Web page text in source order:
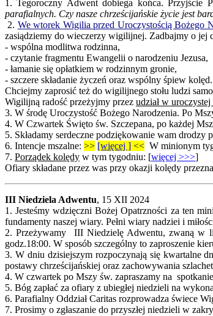
1. Tegoroczny Adwent dobiega końca. Przyjście
parafialnych. Czy nasze chrześcijańskie życie jest
2. We wtorek Wigilia przed Uroczystością Bożego
zasiądziemy do wieczerzy wigilijnej. Zadbajmy o jej
- wspólna modlitwa rodzinna,
- czytanie fragmentu Ewangelii o narodzeniu Jezusa,
- łamanie się opłatkiem w rodzinnym gronie,
- szczere składanie życzeń oraz wspólny śpiew kolęd.
Chciejmy zaprosić też do wigilijnego stołu ludzi
Wigilijną radość przeżyjmy przez udział w
3. W środę Uroczystość Bożego Narodzenia. Po
4. W Czwartek Święto św. Szczepana, po każdej
5. Składamy serdeczne podziękowanie wam
6. Intencje mszalne: >> [więcej ] << W minionym
7. Porządek kolędy w tym tygodniu: [więcej >>>]
Ofiary składane przez was przy okazji kolędy
III Niedziela Adwentu, 15 XII 2024
1. Jesteśmy wdzięczni Bożej Opatrzności za ten
fundamenty naszej wiary. Pełni wiary nadziei i
2. Przeżywamy III Niedzielę Adwentu, zwaną w
godz.18:00. W sposób szczególny to zaproszenie
3. W dniu dzisiejszym rozpoczynają się kwartalne
postawy chrześcijańskiej oraz zachowywania
4. W czwartek po Mszy św. zapraszamy na
5. Bóg zapłać za ofiary z ubiegłej niedzieli na
6. Parafialny Oddział Caritas rozprowadza świece
7. Prosimy o zgłaszanie do przyszłej niedzieli w